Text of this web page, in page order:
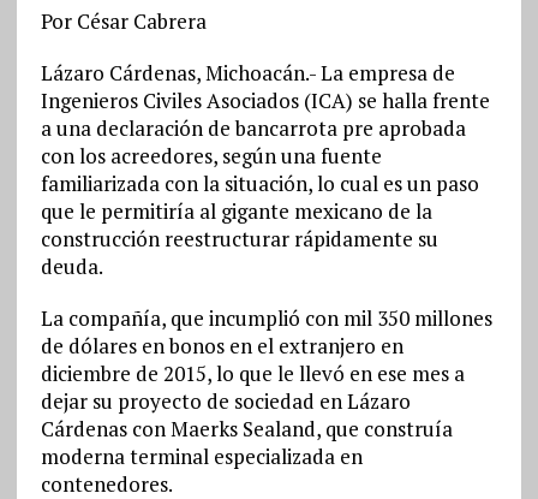
Por César Cabrera
Lázaro Cárdenas, Michoacán.- La empresa de
Ingenieros Civiles Asociados (ICA) se halla frente
a una declaración de bancarrota pre aprobada
con los acreedores, según una fuente
familiarizada con la situación, lo cual es un paso
que le permitiría al gigante mexicano de la
construcción reestructurar rápidamente su
deuda.
La compañía, que incumplió con mil 350 millones
de dólares en bonos en el extranjero en
diciembre de 2015, lo que le llevó en ese mes a
dejar su proyecto de sociedad en Lázaro
Cárdenas con Maerks Sealand, que construía
moderna terminal especializada en
contenedores.